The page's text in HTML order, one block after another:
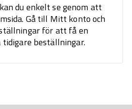
du enkelt se genom att
Gå till Mitt konto och
för att få en
beställningar.